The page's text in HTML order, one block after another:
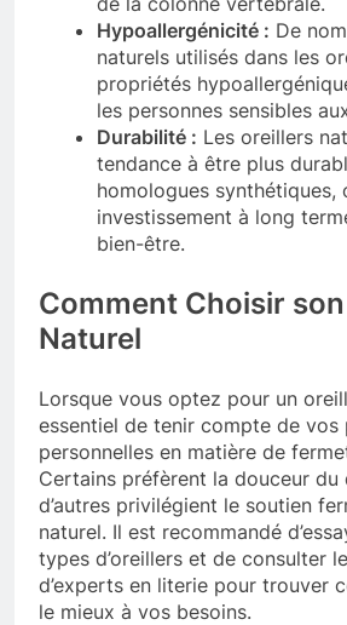
Hypoallergénicité : De
naturels utilisés dans les
propriétés
les personnes sensibles
Durabilité : Les oreillers
tendance à être plus
homologues synthétiques,
investissement à long
bien-être.
Comment Choisir
Naturel
Lorsque vous optez pour un
essentiel de tenir compte de vos
personnelles en matière de
Certains préfèrent la douceur du
d’autres privilégient le soutien
naturel. Il est recommandé
types d’oreillers et de consulter
d’experts en literie pour trouver
le mieux à vos besoins.